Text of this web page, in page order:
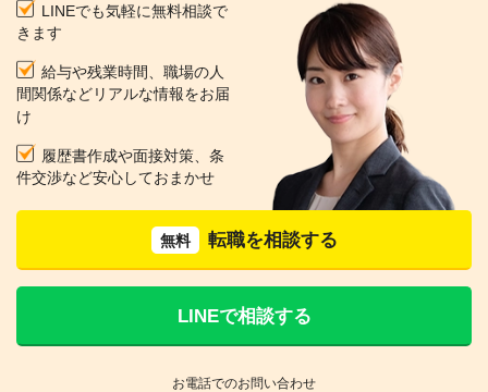
LINEでも気軽に無料相談で
きます
給与や残業時間、職場の人
間関係などリアルな情報をお届
け
履歴書作成や面接対策、条
件交渉など安心しておまかせ
無料 転職を相談する
LINEで相談する
お電話でのお問い合わせ